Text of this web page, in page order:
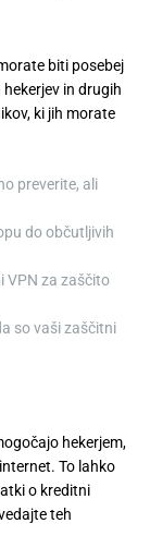
biti posebej
in drugih
ki jih morate
preverite, ali
do občutljivih
VPN za zaščito
so vaši zaščitni
hekerjem,
To lahko
o kreditni
teh